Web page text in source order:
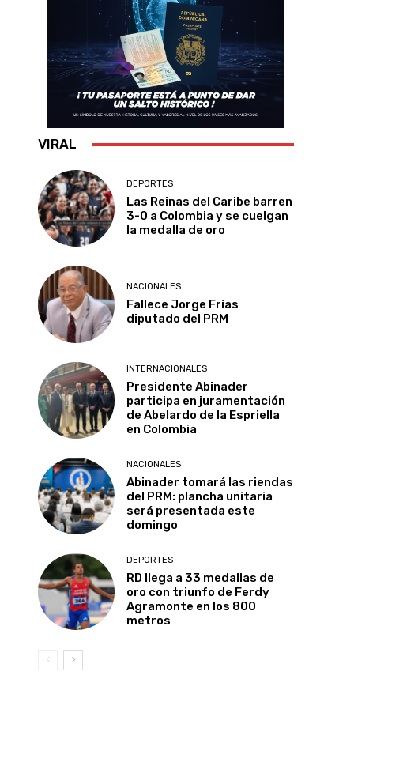
VIRAL
DEPORTES
Las Reinas del Caribe barren
3-0 a Colombia y se cuelgan
la medalla de oro
NACIONALES
Fallece Jorge Frías
diputado del PRM
INTERNACIONALES
Presidente Abinader
participa en juramentación
de Abelardo de la Espriella
en Colombia
NACIONALES
Abinader tomará las riendas
del PRM: plancha unitaria
será presentada este
domingo
DEPORTES
RD llega a 33 medallas de
oro con triunfo de Ferdy
Agramonte en los 800
metros